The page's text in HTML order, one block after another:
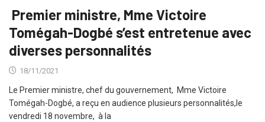
Premier ministre, Mme Victoire
Tomégah-Dogbé s’est entretenue avec
diverses personnalités
18/11/2021
Le Premier ministre, chef du gouvernement, Mme Victoire
Tomégah-Dogbé, a reçu en audience plusieurs personnalités,le
vendredi 18 novembre, à la